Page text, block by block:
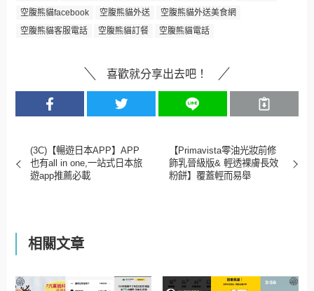
空腹熊貓facebook
空腹熊貓外送
空腹熊貓外送美食網
空腹熊貓客服電話
空腹熊貓訂餐 空腹熊貓電話
喜歡就分享出去吧！
(3C)【暢遊日本APP】APP
也有all in one,一站式日本旅
遊app推薦必載
【Primavista零油光妝前修
飾乳晉級版& 輕透裸膚長效
粉餅】覆蓋輕而易舉
相關文章